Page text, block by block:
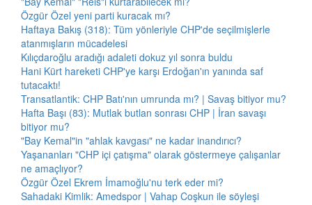
Özgür Özel yeni parti kuracak mı?
Haftaya Bakış (318): Tüm yönleriyle CHP'de seçilmişlerle
atanmışların mücadelesi
Kılıçdaroğlu aradığı adaleti dokuz yıl sonra buldu
Hani Kürt hareketi CHP'ye karşı Erdoğan'ın yanında saf
tutacaktı!
Transatlantik: CHP Batı'nın umrunda mı? | Savaş bitiyor mu?
Hafta Başı (83): Mutlak butlan sonrası CHP | İran savaşı
bitiyor mu?
"Bay Kemal"in "ahlak kavgası" ne kadar inandırıcı?
Yaşananları "CHP içi çatışma" olarak göstermeye çalışanlar
ne amaçlıyor?
Özgür Özel Ekrem İmamoğlu'nu terk eder mi?
Sahadaki Kimlik: Amedspor | Vahap Coşkun ile söyleşi